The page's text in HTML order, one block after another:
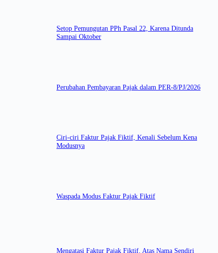
Setop Pemungutan PPh Pasal 22, Karena Ditunda
Sampai Oktober
Perubahan Pembayaran Pajak dalam PER-8/PJ/2026
Ciri-ciri Faktur Pajak Fiktif, Kenali Sebelum Kena
Modusnya
Waspada Modus Faktur Pajak Fiktif
Mengatasi Faktur Pajak Fiktif, Atas Nama Sendiri